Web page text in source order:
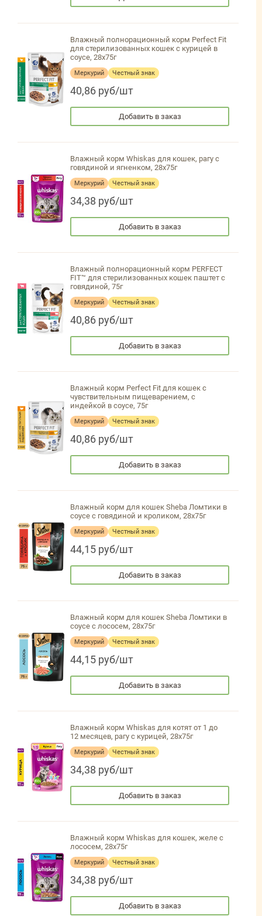
Влажный полнорационный корм Perfect Fit
для стерилизованных кошек с курицей в
соусе, 28х75г
Меркурий Честный знак
40,86 руб/шт
Добавить в заказ
Влажный корм Whiskas для кошек, рагу с
говядиной и ягненком, 28х75г
Меркурий Честный знак
34,38 руб/шт
Добавить в заказ
Влажный полнорационный корм PERFECT
FIT™ для стерилизованных кошек паштет с
говядиной, 75г
Меркурий Честный знак
40,86 руб/шт
Добавить в заказ
Влажный корм Perfect Fit для кошек с
чувствительным пищеварением, с
индейкой в соусе, 75г
Меркурий Честный знак
40,86 руб/шт
Добавить в заказ
Влажный корм для кошек Sheba Ломтики в
соусе с говядиной и кроликом, 28х75г
Меркурий Честный знак
44,15 руб/шт
Добавить в заказ
Влажный корм для кошек Sheba Ломтики в
соусе с лососем, 28х75г
Меркурий Честный знак
44,15 руб/шт
Добавить в заказ
Влажный корм Whiskas для котят от 1 до
12 месяцев, рагу с курицей, 28х75г
Меркурий Честный знак
34,38 руб/шт
Добавить в заказ
Влажный корм Whiskas для кошек, желе с
лососем, 28х75г
Меркурий Честный знак
34,38 руб/шт
Добавить в заказ